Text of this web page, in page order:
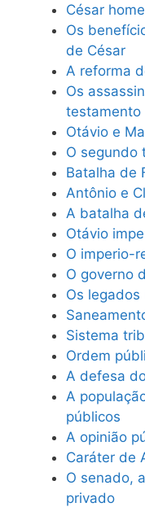
César
Os
de César
A reforma
Os
testamento
Otávio e
O segundo
Batalha de
Antônio e
A batalha
Otávio
O imperio-
O governo
Os legados
Sistema
Ordem
A defesa
A
públicos
A opinião
Caráter de
O senado,
privado